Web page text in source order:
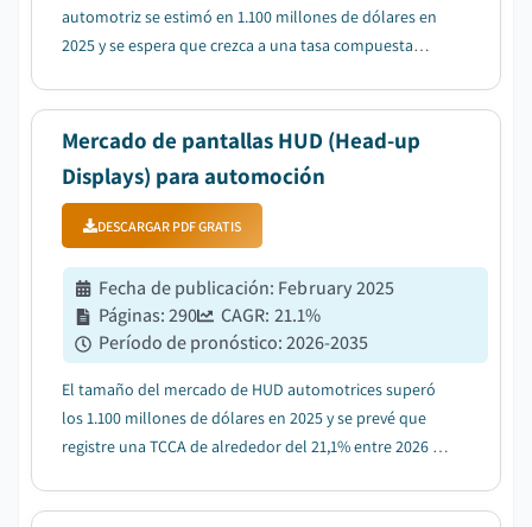
automotriz se estimó en 1.100 millones de dólares en
2025 y se espera que crezca a una tasa compuesta
emergentes....
Mercado de pantallas HUD (Head-up
Displays) para automoción
DESCARGAR PDF GRATIS
Fecha de publicación: February 2025
Páginas:290 CAGR: 21.1%
Período de pronóstico:2026-2035
El tamaño del mercado de HUD automotrices superó
los 1.100 millones de dólares en 2025 y se prevé que
registre una TCCA de alrededor del 21,1% entre 2026 y